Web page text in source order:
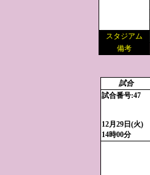
スタジアム
備考
試合
試合番号:47
12月29日(火)
14時00分